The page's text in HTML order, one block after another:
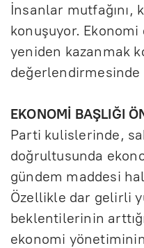
İnsanlar mutfağını,
konuşuyor.
yeniden kazanmak
değerlendirmesinde
EKONOMİ BAŞLIĞI
Parti kulislerinde,
doğrultusunda
gündem maddesi
Özellikle dar gelirli
beklentilerinin
ekonomi